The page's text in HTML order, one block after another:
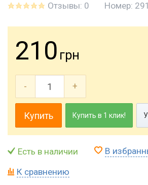
Отзывы: 0 Номер:
210 грн
- +
Купить Купить в 1 клик!
Есть в наличии В
К сравнению